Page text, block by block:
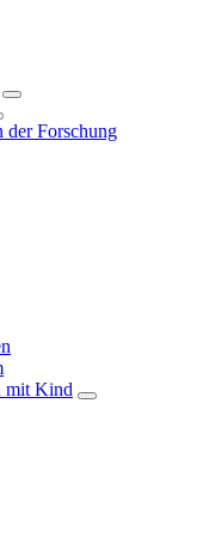
der Forschung
mit Kind